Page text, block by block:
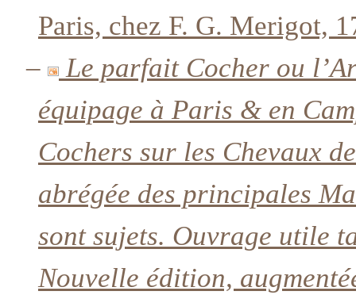
Paris, chez F. G. Merigot,
–
Le parfait Cocher ou
équipage à Paris & en
Cochers sur les Chevaux
abrégée des principales
sont sujets. Ouvrage utile
Nouvelle édition,